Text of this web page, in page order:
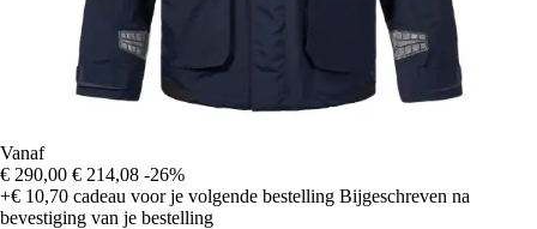
Vanaf
€ 290,00 € 214,08 -26%
+€ 10,70 cadeau voor je volgende bestelling Bijgeschreven na
bevestiging van je bestelling